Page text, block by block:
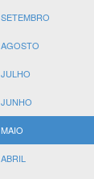
SETEMBRO
AGOSTO
JULHO
JUNHO
MAIO
ABRIL